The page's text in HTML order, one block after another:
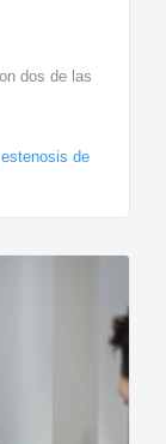
dos de las
estenosis de